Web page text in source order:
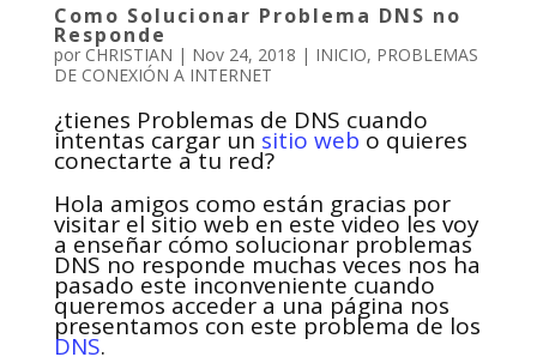
Como Solucionar Problema DNS no
Responde
por CHRISTIAN | Nov 24, 2018 | INICIO, PROBLEMAS
DE CONEXIÓN A INTERNET
¿tienes Problemas de DNS cuando
intentas cargar un sitio web o quieres
conectarte a tu red?
Hola amigos como están gracias por
visitar el sitio web en este video les voy
a enseñar cómo solucionar problemas
DNS no responde muchas veces nos ha
pasado este inconveniente cuando
queremos acceder a una página nos
presentamos con este problema de los
DNS.